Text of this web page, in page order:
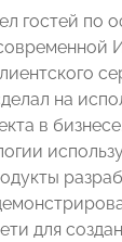
гостей по
на
в
для